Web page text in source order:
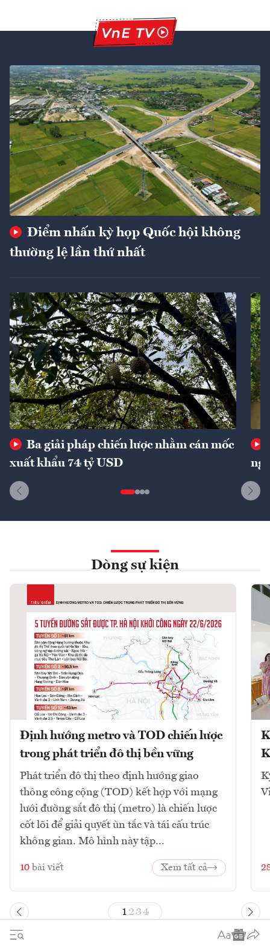
Điểm nhấn kỳ họp Quốc hội không
thường lệ lần thứ nhất
Ba giải pháp chiến lược nhằm cán mốc
xuất khẩu 74 tỷ USD
Dòng sự kiện
Định hướng metro và TOD chiến lược
trong phát triển đô thị bền vững
Phát triển đô thị theo định hướng giao
thông công cộng (TOD) kết hợp với mạng
lưới đường sắt đô thị (metro) là chiến lược
cốt lõi để giải quyết ùn tắc và tái cấu trúc
không gian. Mô hình này tập...
10 bài viết Xem tất cả
1 23 4